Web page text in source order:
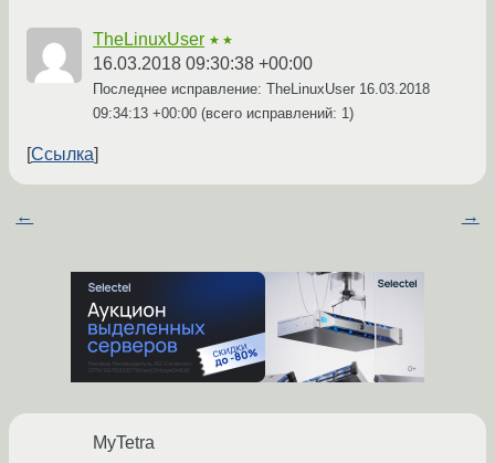
TheLinuxUser ★★
16.03.2018 09:30:38 +00:00
Последнее исправление: TheLinuxUser 16.03.2018
09:34:13 +00:00 (всего исправлений: 1)
Ссылка
← →
MyTetra